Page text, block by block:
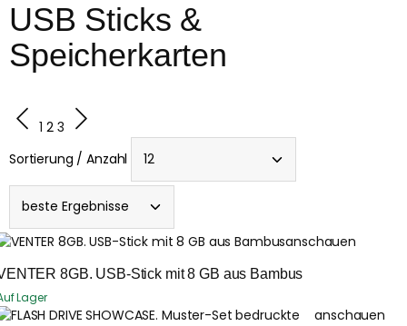
USB Sticks &
Speicherkarten
1 2 3
Sortierung / Anzahl
anschauen
8GB. USB-Stick mit 8 GB aus Bambus
Lager
anschauen